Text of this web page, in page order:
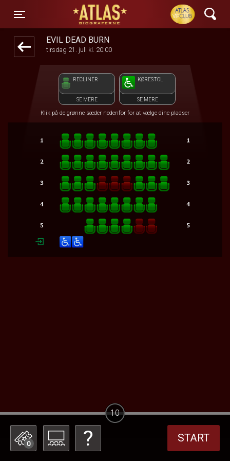
Toggle navigation
ATLAS Biograferne
EVIL DEAD BURN
tirsdag 21. juli kl. 20:00
RECLINER
SE MERE
KØRESTOL
SE MERE
Klik på de grønne sæder nedenfor for at vælge dine pladser
0 START
10
1step-front02 033817